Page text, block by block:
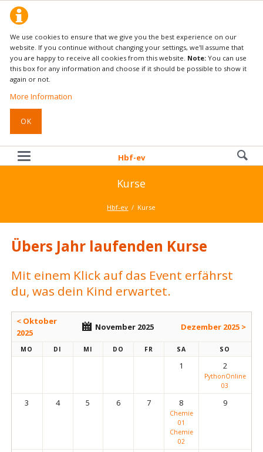
We use cookies to ensure that we give you the best experience on our
website. If you continue without changing your settings, we'll assume that
you are happy to receive all cookies from this website. Note:You can use
this box for any information and choose if it should be possible to show it
again or not.
More Information
OK
Hbf-ev
Kurse
Hbf-ev Kurse
Übers Jahr laufenden Kurse
Mit einem Klick auf das Event erfährst
du, was dein Kind erwartet.
< Oktober
2025
November 2025 Dezember 2025 >
MO DI MI DO FR SA SO
1 2
PythonOnline
03
3 4 5 6 7 8
Chemie
01
Chemie
02
9